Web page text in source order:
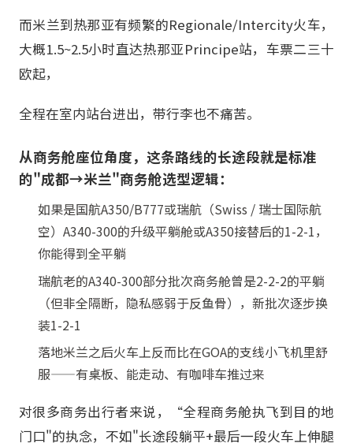
而米兰到热那亚有频繁的Regionale/Intercity火车，
大概1.5~2.5小时直达热那亚Principe站，车票二三十
欧起，
全程在室内站台进出，带行李也不痛苦。
从商务舱座位角度，这条路线的长途段就是标准
的"成都→米兰"商务舱选型逻辑：
如果是国航A350/B777或瑞航（Swiss / 瑞士国际航
空）A340-300的升级平躺舱或A350接替后的1-2-1，
你能得到全平躺
瑞航老的A340-300部分批次商务舱曾是2-2-2的平躺
（但非全隔断，隐私感弱于反鱼骨），新批次逐步换
装1-2-1
落地米兰之后火车上反而比在GOA的支线小飞机里舒
服——有桌板、能走动、有咖啡车推过来
对很多商务出行者来说，“全程商务舱执飞到目的地
门口"的执念，不如"长途段躺平+最后一段火车上伸腿